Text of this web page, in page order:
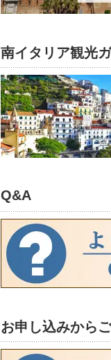
南イタリア観光
Q&A
お申し込みから